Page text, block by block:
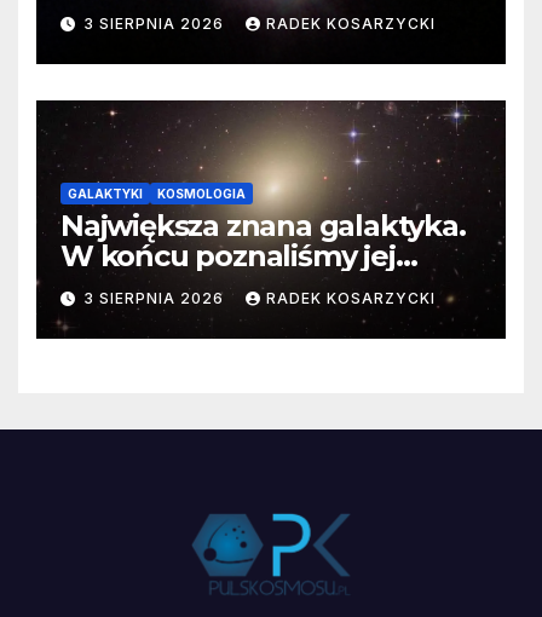
3 SIERPNIA 2026 RADEK KOSARZYCKI
GALAKTYKI KOSMOLOGIA
Największa znana galaktyka.
W końcu poznaliśmy jej
faktyczne wymiary
3 SIERPNIA 2026 RADEK KOSARZYCKI